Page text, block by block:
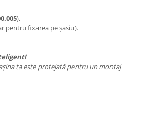
).
pentru fixarea pe șasiu).
ta este protejată pentru un montaj